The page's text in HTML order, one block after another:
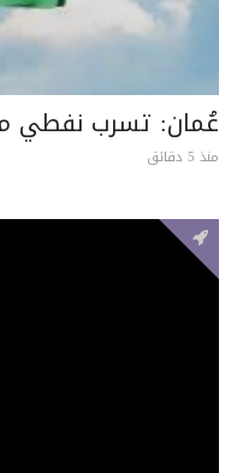
عُمان: تسرب نفطي
منذ 5 دقائق